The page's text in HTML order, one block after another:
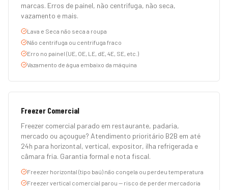
marcas. Erros de painel, não centrifuga, não seca,
vazamento e mais.
Lava e Seca não seca a roupa
Não centrifuga ou centrifuga fraco
Erro no painel (UE, OE, LE, dE, 4E, SE, etc.)
Vazamento de água embaixo da máquina
Freezer Comercial
Freezer comercial parado em restaurante, padaria,
mercado ou açougue? Atendimento prioritário B2B em até
24h para horizontal, vertical, expositor, ilha refrigerada e
câmara fria. Garantia formal e nota fiscal.
Freezer horizontal (tipo baú) não congela ou perdeu temperatura
Freezer vertical comercial parou — risco de perder mercadoria